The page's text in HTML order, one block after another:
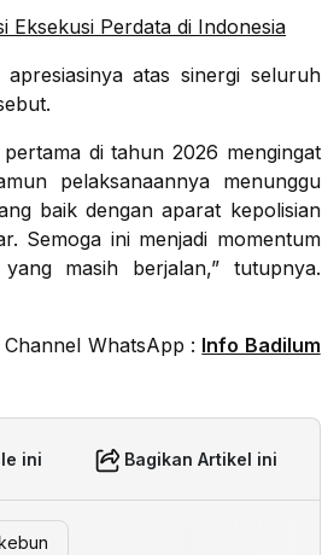
Eksekusi Perdata di Indonesia
atas sinergi seluruh
di tahun 2026 mengingat
pelaksanaannya menunggu
baik dengan aparat kepolisian
Semoga ini menjadi momentum
masih berjalan,” tutupnya.
WhatsApp : Info Badilum
ini Bagikan Artikel ini